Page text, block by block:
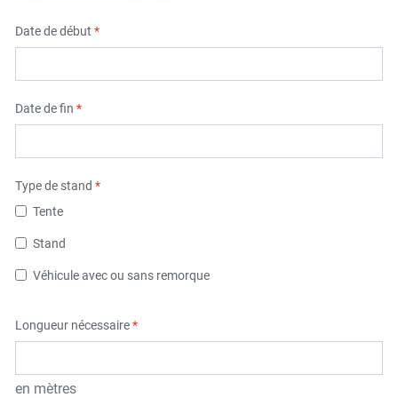
Date de début *
Date de fin *
Type de stand *
Tente
Stand
Véhicule avec ou sans remorque
Longueur nécessaire*
en mètres